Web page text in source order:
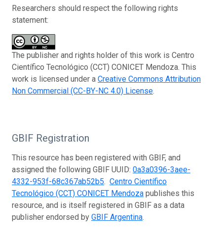
Researchers should respect the following rights
statement:
The publisher and rights holder of this work is Centro
Científico Tecnológico (CCT) CONICET Mendoza. This
work is licensed under a Creative Commons Attribution
Non Commercial (CC-BY-NC 4.0) License.
GBIF Registration
This resource has been registered with GBIF, and
assigned the following GBIF UUID: 0a3a0396-3aee-
4332-953f-68c367ab52b5. Centro Científico
Tecnológico (CCT) CONICET Mendoza publishes this
resource, and is itself registered in GBIF as a data
publisher endorsed by GBIF Argentina.